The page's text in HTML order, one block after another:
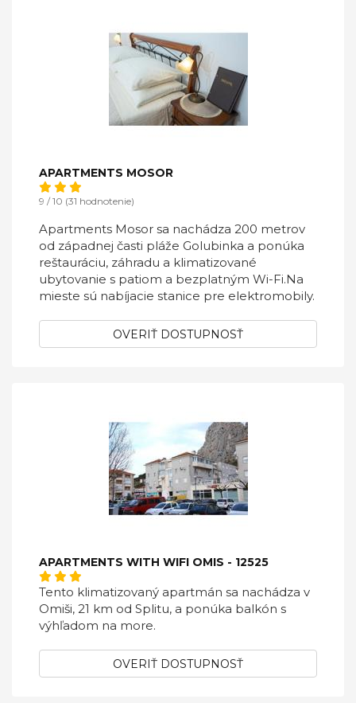
APARTMENTS MOSOR
9 / 10 (31 hodnotenie)
Apartments Mosor sa nachádza 200 metrov
od západnej časti pláže Golubinka a ponúka
reštauráciu, záhradu a klimatizované
ubytovanie s patiom a bezplatným Wi-Fi.Na
mieste sú nabíjacie stanice pre elektromobily.
OVERIŤ DOSTUPNOSŤ
APARTMENTS WITH WIFI OMIS - 12525
Tento klimatizovaný apartmán sa nachádza v
Omiši, 21 km od Splitu, a ponúka balkón s
výhľadom na more.
OVERIŤ DOSTUPNOSŤ